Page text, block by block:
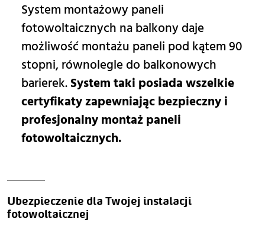
System montażowy paneli
fotowoltaicznych na balkony daje
możliwość montażu paneli pod kątem 90
stopni, równolegle do balkonowych
barierek.System taki posiada wszelkie
certyfikaty zapewniając bezpieczny i
profesjonalny montaż paneli
fotowoltaicznych.
Ubezpieczenie dla Twojej instalacji
fotowoltaicznej